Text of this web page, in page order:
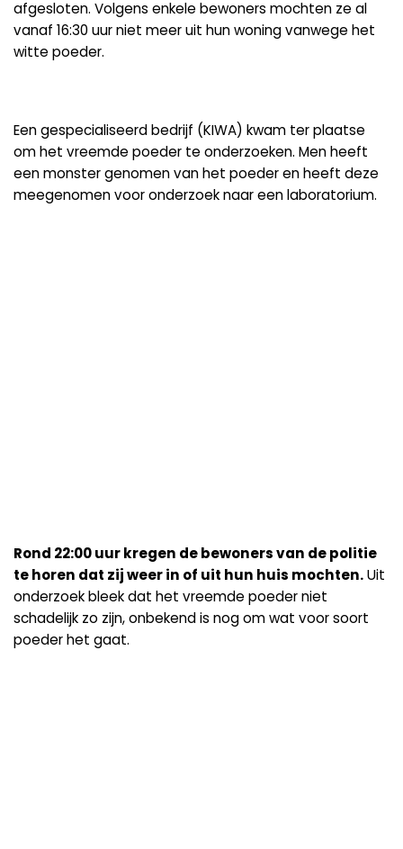
afgesloten. Volgens enkele bewoners mochten ze al
vanaf 16:30 uur niet meer uit hun woning vanwege het
witte poeder.
Een gespecialiseerd bedrijf (KIWA) kwam ter plaatse
om het vreemde poeder te onderzoeken. Men heeft
een monster genomen van het poeder en heeft deze
meegenomen voor onderzoek naar een laboratorium.
Rond 22:00 uur kregen de bewoners van de politie
te horen dat zij weer in of uit hun huis mochten.Uit
onderzoek bleek dat het vreemde poeder niet
schadelijk zo zijn, onbekend is nog om wat voor soort
poeder het gaat.